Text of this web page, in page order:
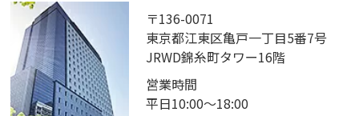
〒136-0071
東京都江東区亀戸一丁目5番7号
JRWD錦糸町タワー16階
営業時間
平日10:00～18:00